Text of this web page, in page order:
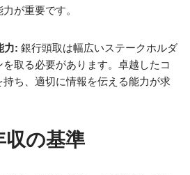
が重要です。
力: 銀行頭取は幅広いステークホルダ
取る必要があります。卓越したコ
持ち、適切に情報を伝える能力が求
収の基準